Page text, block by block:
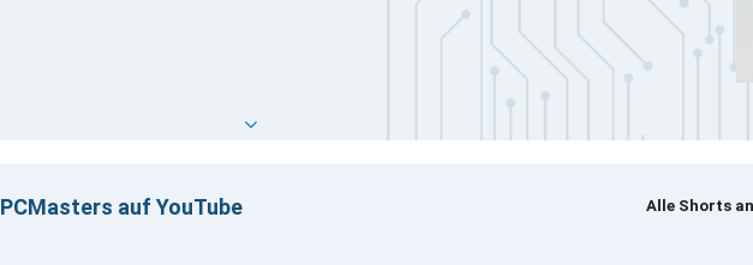
PCMasters auf YouTube Alle Shorts
Klicken zum Laden · Erst beim Klick werden YouTube-Cookies gesetzt